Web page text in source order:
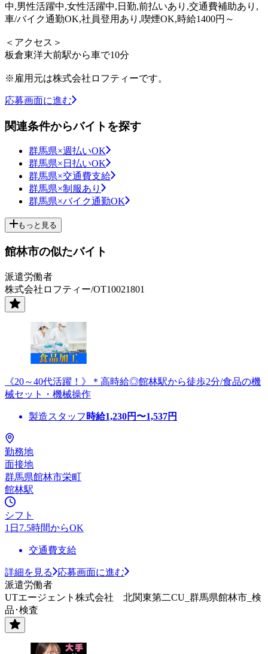
中,男性活躍中,女性活躍中,日勤,前払いあり,交通費補助あり,
車/バイク通勤OK,社員登用あり,喫煙OK,時給1400円～
＜アクセス＞
板倉東洋大前駅から車で10分
※雇用元は株式会社ロフティーです。
応募画面に進む
関連条件からバイトを探す
群馬県×週払いOK
群馬県×日払いOK
群馬県×交通費支給
群馬県×制服あり
群馬県×バイク通勤OK
もっと見る
館林市の似たバイト
派遣労働者
株式会社ロフティー/OT10021801
《20～40代活躍！》＊高時給◎館林駅から徒歩2分/食品の機
械セット・機械操作
製造スタッフ 時給1,230円〜1,537円
勤務地
面接地
群馬県館林市栄町
館林駅
シフト
1日7.5時間からOK
交通費支給
詳細を見る
応募画面に進む
派遣労働者
UTエージェント株式会社 北関東第二CU_群馬県館林市_検
品･検査